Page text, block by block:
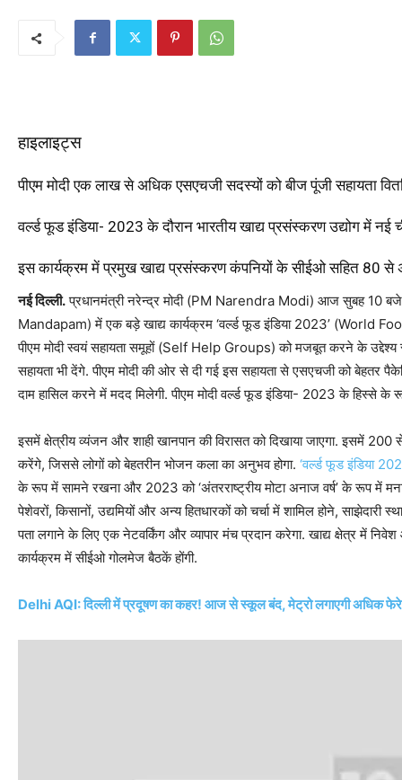
हाइलाइट्स
पीएम मोदी एक लाख से अधिक एसएचजी सदस्यों को बीज पूंजी सहायता
वर्ल्ड फूड इंडिया- 2023 के दौरान भारतीय खाद्य प्रसंस्करण उद्योग में नई
इस कार्यक्रम में प्रमुख खाद्य प्रसंस्करण कंपनियों के सीईओ सहित 80 से
नई दिल्ली.प्रधानमंत्री नरेन्द्र मोदी (PM Narendra Modi) आज सुबह 10
Mandapam) में एक बड़े खाद्य कार्यक्रम ‘वर्ल्ड फूड इंडिया 2023’
पीएम मोदी स्वयं सहायता समूहों (Self Help Groups) को मजबूत करने के
सहायता भी देंगे. पीएम मोदी की ओर से दी गई इस सहायता से एसएचजी को बेहतर
दाम हासिल करने में मदद मिलेगी. पीएम मोदी वर्ल्ड फूड इंडिया- 2023 के हिस्से
इसमें क्षेत्रीय व्यंजन और शाही खानपान की विरासत को दिखाया जाएगा. इसमें
करेंगे, जिससे लोगों को बेहतरीन भोजन कला का अनुभव होगा. ‘वर्ल्ड फूड इंडिया
के रूप में सामने रखना और 2023 को ‘अंतरराष्ट्रीय मोटा अनाज वर्ष’ के रूप में
पेशेवरों, किसानों, उद्यमियों और अन्य हितधारकों को चर्चा में शामिल होने,
पता लगाने के लिए एक नेटवर्किंग और व्यापार मंच प्रदान करेगा. खाद्य क्षेत्र में
कार्यक्रम में सीईओ गोलमेज बैठकें होंगी.
Delhi AQI: दिल्ली में प्रदूषण का कहर! आज से स्कूल बंद, मेट्रो लगाएगी अधिक फेरे,